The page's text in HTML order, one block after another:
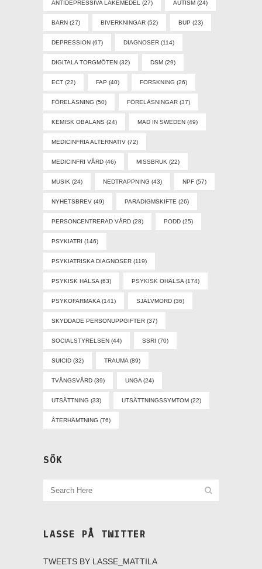
ANTIDEPRESSIVA LÄKEMEDEL (27) AUTISM (24)
BARN (27) BIVERKNINGAR (52) BUP (23)
DEPRESSION (67) DIAGNOSER (114)
DIGITALA TORGMÖTEN (32) DSM (29)
ECT (22) FAP (40) FORSKNING (26)
FÖRELÄSNING (50) FÖRELÄSNINGAR (37)
KEMISK OBALANS (24) MAD IN SWEDEN (49)
MEDICINFRIA ALTERNATIV (72)
MEDICINFRI VÅRD (46) MISSBRUK (22)
MUSIK (24) NEDTRAPPNING (43) NPF (57)
NYHETSBREV (49) PARADIGMSKIFTE (26)
PERSONCENTRERAD VÅRD (28) PODD (25)
PSYKIATRI (146)
PSYKIATRISKA DIAGNOSER (119)
PSYKISK HÄLSA (63) PSYKISK OHÄLSA (174)
PSYKOFARMAKA (141) SJÄLVMORD (36)
SKYDDADE PERSONUPPGIFTER (37)
SOCIALSTYRELSEN (44) SSRI (70)
SUICID (32) TRAUMA (89)
TVÅNGSVÅRD (39) UNGA (24)
UTSÄTTNING (33) UTSÄTTNINGSSYMTOM (22)
ÅTERHÄMTNING (76)
SÖK
LASSE PÅ TWITTER
TWEETS BY LASSE_MATTILA